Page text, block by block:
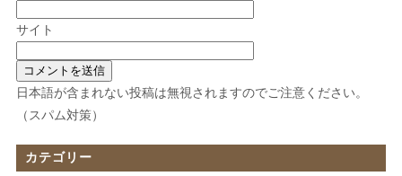
サイト
日本語が含まれない投稿は無視されますのでご注意ください。
（スパム対策）
カテゴリー